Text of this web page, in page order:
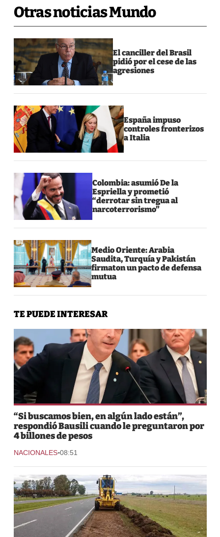
Otras noticias Mundo
El canciller del Brasil
pidió por el cese de las
agresiones
España impuso
controles fronterizos
a Italia
Colombia: asumió De la
Espriella y prometió
“derrotar sin tregua al
narcoterrorismo”
Medio Oriente: Arabia
Saudita, Turquía y Pakistán
firmaton un pacto de defensa
mutua
TE PUEDE INTERESAR
“Si buscamos bien, en algún lado están”,
respondió Bausili cuando le preguntaron por
4 billones de pesos
NACIONALES-08:51